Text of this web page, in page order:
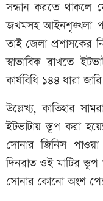
সন্ধান করতে থাকলে
জখমসহ আইনশৃঙ্খলা
তাই জেলা প্রশাসকের
স্বাভাবিক রাখতে
কার্যবিধি ১৪৪ ধারা
উল্লেখ্য, কাতিহার
ইটভাটায় স্তূপ করা
সোনার জিনিস
দিনরাত ওই মাটির
সোনার কোনো অংশ